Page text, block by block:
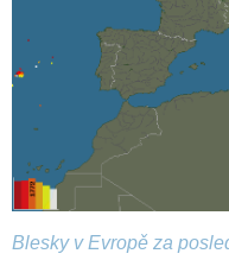
Blesky v Evropě za